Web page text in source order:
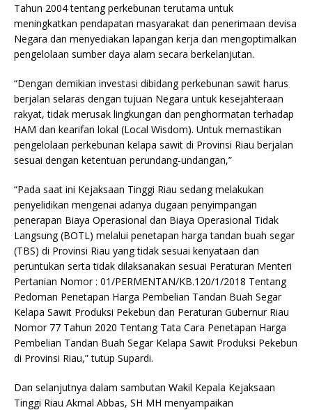
Tahun 2004 tentang perkebunan terutama untuk
meningkatkan pendapatan masyarakat dan penerimaan devisa
Negara dan menyediakan lapangan kerja dan mengoptimalkan
pengelolaan sumber daya alam secara berkelanjutan.
“Dengan demikian investasi dibidang perkebunan sawit harus
berjalan selaras dengan tujuan Negara untuk kesejahteraan
rakyat, tidak merusak lingkungan dan penghormatan terhadap
HAM dan kearifan lokal (Local Wisdom). Untuk memastikan
pengelolaan perkebunan kelapa sawit di Provinsi Riau berjalan
sesuai dengan ketentuan perundang-undangan,”
“Pada saat ini Kejaksaan Tinggi Riau sedang melakukan
penyelidikan mengenai adanya dugaan penyimpangan
penerapan Biaya Operasional dan Biaya Operasional Tidak
Langsung (BOTL) melalui penetapan harga tandan buah segar
(TBS) di Provinsi Riau yang tidak sesuai kenyataan dan
peruntukan serta tidak dilaksanakan sesuai Peraturan Menteri
Pertanian Nomor : 01/PERMENTAN/KB.120/1/2018 Tentang
Pedoman Penetapan Harga Pembelian Tandan Buah Segar
Kelapa Sawit Produksi Pekebun dan Peraturan Gubernur Riau
Nomor 77 Tahun 2020 Tentang Tata Cara Penetapan Harga
Pembelian Tandan Buah Segar Kelapa Sawit Produksi Pekebun
di Provinsi Riau,” tutup Supardi.
Dan selanjutnya dalam sambutan Wakil Kepala Kejaksaan
Tinggi Riau Akmal Abbas, SH MH menyampaikan